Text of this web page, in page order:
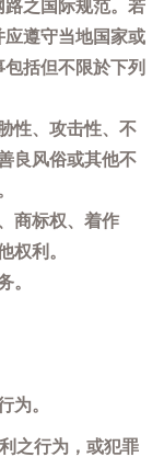
之国际规范。若
遵守当地国家或
括但不限於下列
性、攻击性、不
良风俗或其他不
商标权、着作
权利。
。
为。
之行为，或犯罪